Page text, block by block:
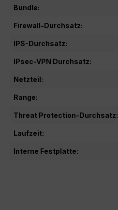
Bundle:
Firewall-Durchsatz:
IPS-Durchsatz:
IPsec-VPN Durchsatz:
Netzteil:
Range:
Threat Protection-Durchsatz:
Laufzeit:
Interne Festplatte: